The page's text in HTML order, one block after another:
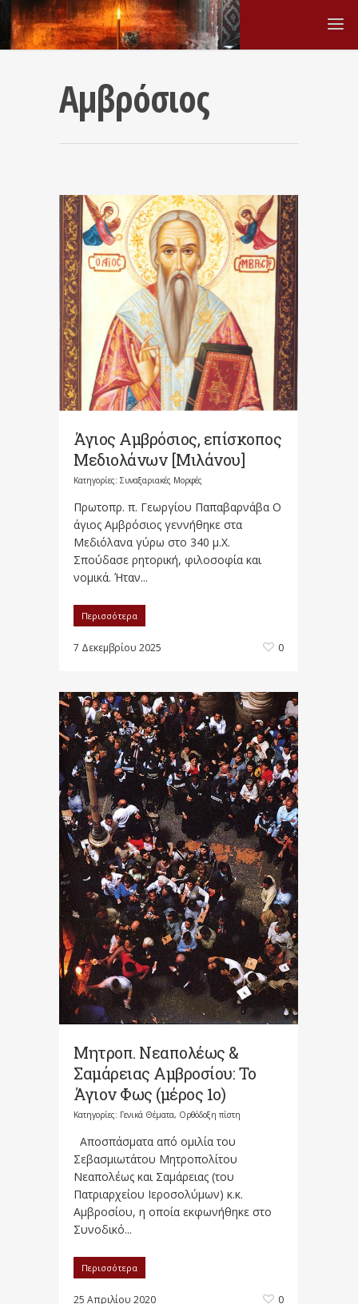
Αμβρόσιος
Άγιος Αμβρόσιος, επίσκοπος
Μεδιολάνων [Μιλάνου]
Κατηγορίες: Συναξαριακές Μορφές
Πρωτοπρ. π. Γεωργίου Παπαβαρνάβα Ο
άγιος Αμβρόσιος γεννήθηκε στα
Μεδιόλανα γύρω στο 340 μ.Χ.
Σπούδασε ρητορική, φιλοσοφία και
νομικά. Ήταν...
Περισσότερα
7 Δεκεμβρίου 2025 0
Μητροπ. Νεαπολέως &
Σαμάρειας Αμβροσίου: Το
Άγιον Φως (μέρος 1ο)
Κατηγορίες: Γενικά Θέματα, Ορθόδοξη πίστη
Αποσπάσματα από ομιλία του
Σεβασμιωτάτου Μητροπολίτου
Νεαπολέως και Σαμάρειας (του
Πατριαρχείου Ιεροσολύμων) κ.κ.
Αμβροσίου, η οποία εκφωνήθηκε στο
Συνοδικό...
Περισσότερα
25 Απριλίου 2020 0